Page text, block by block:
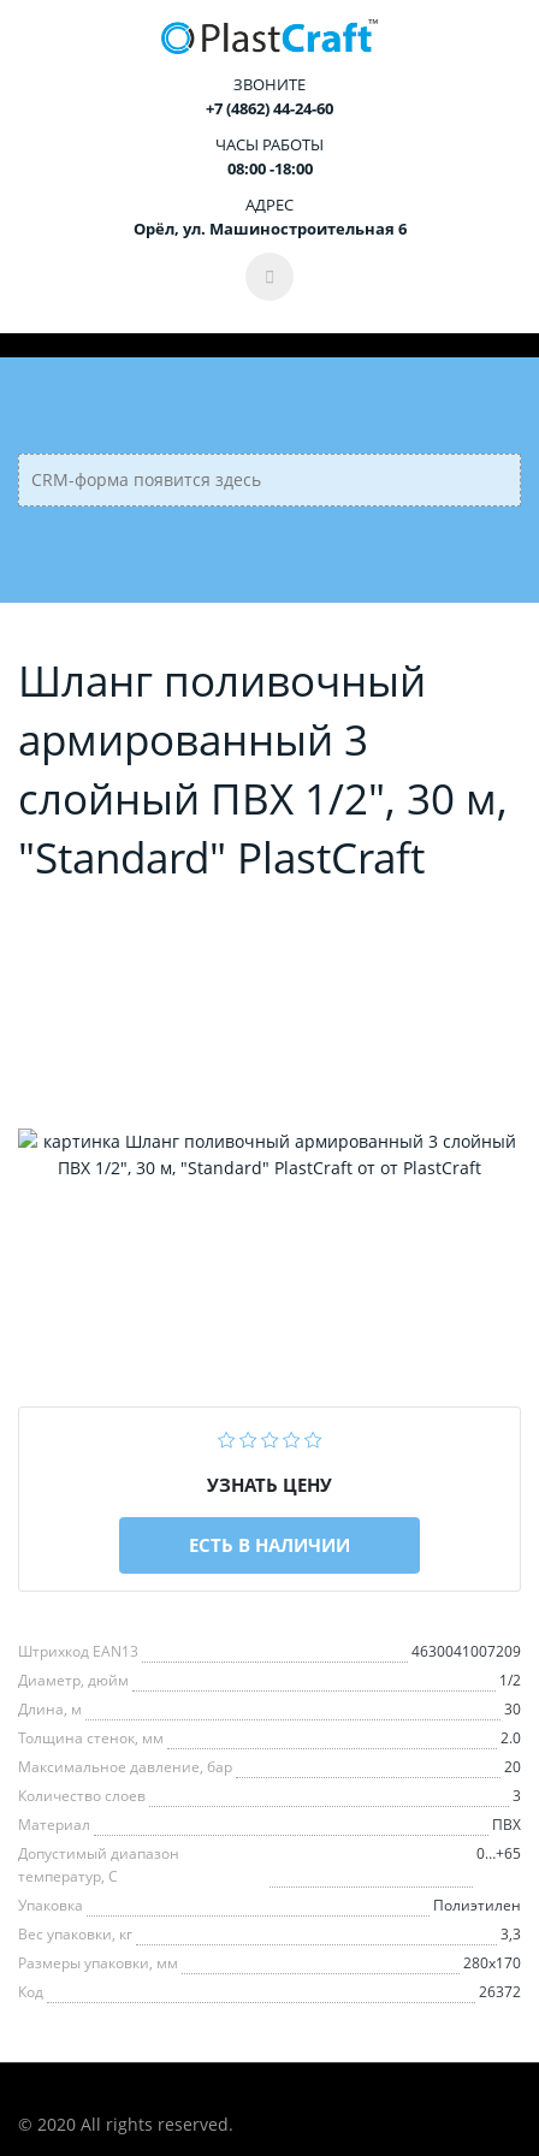
ЗВОНИТЕ
+7 (4862) 44-24-60
ЧАСЫ РАБОТЫ
08:00 -18:00
АДРЕС
Орёл, ул. Машиностроительная 6
CRM-форма появится здесь
Шланг поливочный
армированный 3
слойный ПВХ 1/2", 30 м,
"Standard" PlastCraft
УЗНАТЬ ЦЕНУ
ЕСТЬ В НАЛИЧИИ
Штрихкод EAN13
4630041007209
Диаметр, дюйм
1/2
Длина, м
30
Толщина стенок, мм
2.0
Максимальное давление, бар
20
Количество слоев
3
Материал
ПВХ
Допустимый диапазон
температур, С
0…+65
Упаковка
Полиэтилен
Вес упаковки, кг
3,3
Размеры упаковки, мм
280х170
Код
26372
© 2020 All rights reserved.